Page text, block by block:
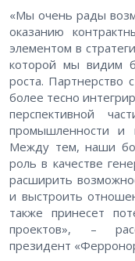
«Мы очень рады
оказанию
элементом в
которой мы видим
роста. Партнерство
более тесно
перспективной
промышленности и
Между тем, наши
роль в качестве
расширить
и выстроить
также принесет
проектов», –
президент